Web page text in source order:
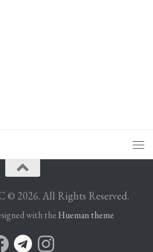
All Rights Reserved.
with theHueman theme